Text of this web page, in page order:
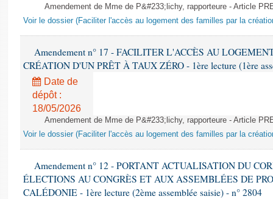
Amendement de Mme de P&#233;lichy, rapporteure - Article
Voir le dossier (Faciliter l'accès au logement des familles par la
Amendement n° 17 - FACILITER L'ACCÈS AU
CRÉATION D'UN PRÊT À TAUX ZÉRO - 1ère lecture (1ère
Date de
dépôt :
18/05/2026
Amendement de Mme de P&#233;lichy, rapporteure - Article
Voir le dossier (Faciliter l'accès au logement des familles par la
Amendement n° 12 - PORTANT ACTUALISATION DU
ÉLECTIONS AU CONGRÈS ET AUX ASSEMBLÉES DE
CALÉDONIE - 1ère lecture (2ème assemblée saisie) - n° 2804